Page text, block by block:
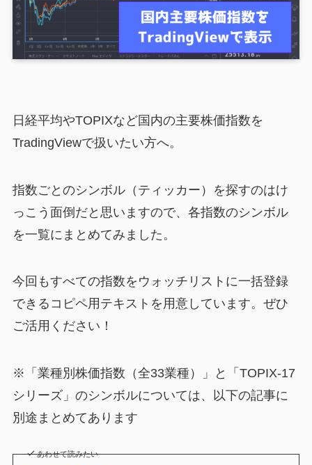
日経平均やTOPIXなど国内の主要株価指数を
TradingViewで扱いたい方へ。
指数ごとのシンボル（ティッカー）を探すのはけ
っこう面倒だと思いますので、各指数のシンボル
を一覧にまとめてみました。
今回もすべての指数をウォッチリストに一括登録
できるコピペ用テキストを用意しています。ぜひ
ご活用ください！
※「業種別株価指数（全33業種）」と「TOPIX-17
シリーズ」のシンボルについては、以下の記事に
別途まとめてあります
あわせて読みたい